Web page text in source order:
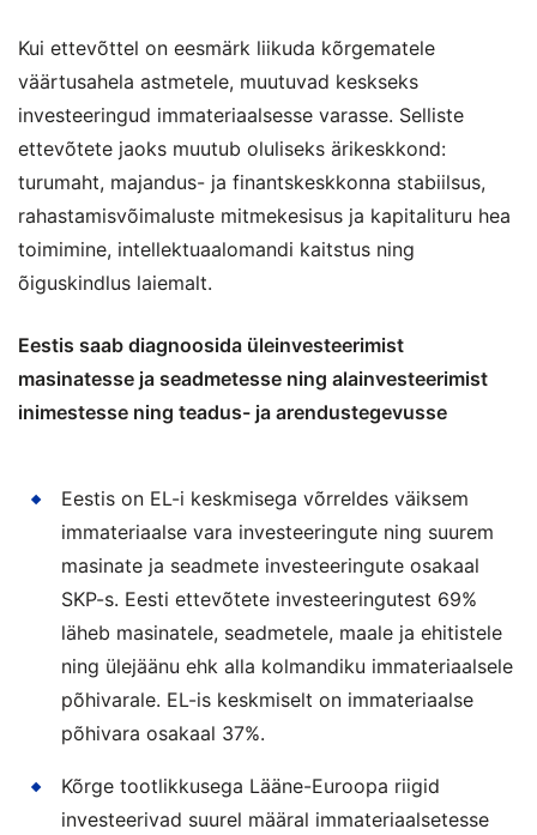
Kui ettevõttel on eesmärk liikuda kõrgematele
väärtusahela astmetele, muutuvad keskseks
investeeringud immateriaalsesse varasse. Selliste
ettevõtete jaoks muutub oluliseks ärikeskkond:
turumaht, majandus- ja finantskeskkonna stabiilsus,
rahastamisvõimaluste mitmekesisus ja kapitalituru hea
toimimine, intellektuaalomandi kaitstus ning
õiguskindlus laiemalt.
Eestis saab diagnoosida üleinvesteerimist
masinatesse ja seadmetesse ning alainvesteerimist
inimestesse ning teadus- ja arendustegevusse
Eestis on EL-i keskmisega võrreldes väiksem
immateriaalse vara investeeringute ning suurem
masinate ja seadmete investeeringute osakaal
SKP-s. Eesti ettevõtete investeeringutest 69%
läheb masinatele, seadmetele, maale ja ehitistele
ning ülejäänu ehk alla kolmandiku immateriaalsele
põhivarale. EL-is keskmiselt on immateriaalse
põhivara osakaal 37%.
Kõrge tootlikkusega Lääne-Euroopa riigid
investeerivad suurel määral immateriaalsetesse